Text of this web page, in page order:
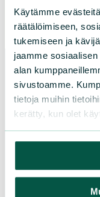
Käytämme
räätälöimiseen,
tukemiseen ja
jaamme
alan
sivustoamme.
tietoja muihin
kerätty, kun olet
Osallistu
Piirit ja